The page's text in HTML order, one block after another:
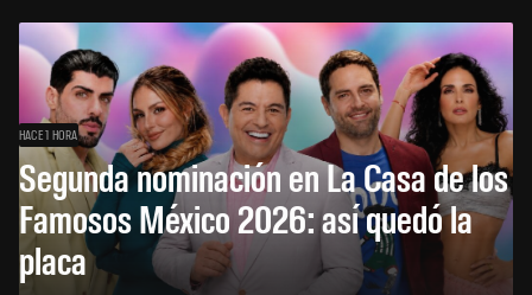
HACE 1 HORA
Segunda nominación en La Casa de los
Famosos México 2026: así quedó la
placa